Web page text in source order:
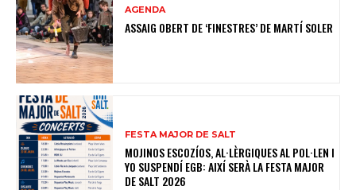
AGENDA
ASSAIG OBERT DE ‘FINESTRES’ DE MARTÍ SOLER
FESTA MAJOR DE SALT
MOJINOS ESCOZÍOS, AL·LÈRGIQUES AL POL·LEN I
YO SUSPENDÍ EGB: AIXÍ SERÀ LA FESTA MAJOR
DE SALT 2026